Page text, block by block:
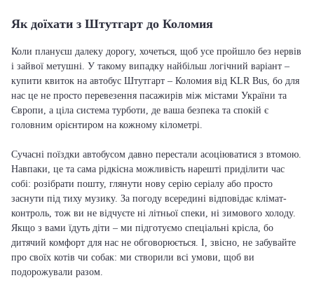
Як доїхати з Штутгарт до Коломия
Коли плануєш далеку дорогу, хочеться, щоб усе пройшло без нервів
і зайвої метушні. У такому випадку найбільш логічний варіант –
купити квиток на автобус Штутгарт – Коломия від KLR Bus, бо для
нас це не просто перевезення пасажирів між містами України та
Європи, а ціла система турботи, де ваша безпека та спокій є
головним орієнтиром на кожному кілометрі.
Сучасні поїздки автобусом давно перестали асоціюватися з втомою.
Навпаки, це та сама рідкісна можливість нарешті приділити час
собі: розібрати пошту, глянути нову серію серіалу або просто
заснути під тиху музику. За погоду всередині відповідає клімат-
контроль, тож ви не відчуєте ні літньої спеки, ні зимового холоду.
Якщо з вами їдуть діти – ми підготуємо спеціальні крісла, бо
дитячий комфорт для нас не обговорюється. І, звісно, не забувайте
про своїх котів чи собак: ми створили всі умови, щоб ви
подорожували разом.